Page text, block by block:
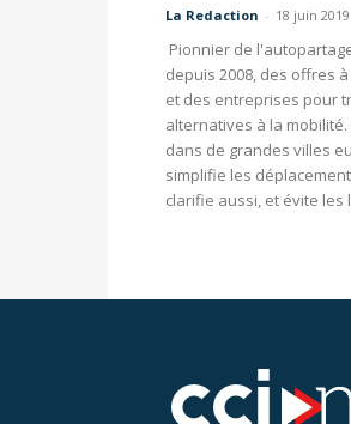
La Redaction - 18 juin 2019
Pionnier de
depuis 2008, des offres
et des entreprises pour
alternatives à la
dans de grandes villes
simplifie les
clarifie aussi, et évite